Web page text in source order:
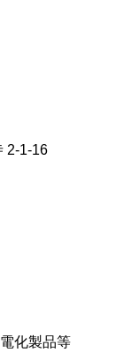
2-1-16
化製品等